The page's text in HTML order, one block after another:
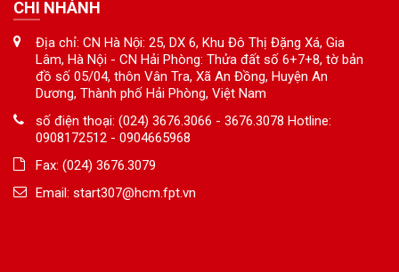
CHI NHÁNH
Địa chỉ: CN Hà Nội: 25, DX 6, Khu Đô Thị Đặng Xá, Gia
Lâm, Hà Nội - CN Hải Phòng: Thửa đất số 6+7+8, tờ bản
đồ số 05/04, thôn Vân Tra, Xã An Đồng, Huyện An
Dương, Thành phố Hải Phòng, Việt Nam
số điện thoại: (024) 3676.3066 - 3676.3078 Hotline:
0908172512 - 0904665968
Fax: (024) 3676.3079
Email: start307@hcm.fpt.vn